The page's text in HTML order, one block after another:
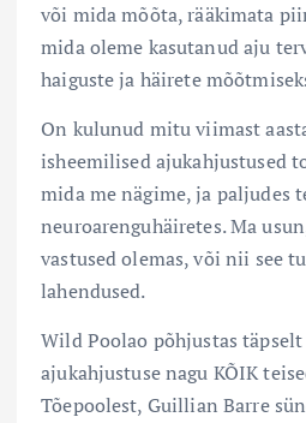
või mida mõõta, rääkimata
mida oleme kasutanud aju
haiguste ja häirete
On kulunud mitu viimast
isheemilised ajukahjustused
mida me nägime, ja paljudes
neuroarenguhäiretes. Ma
vastused olemas, või nii see
lahendused.
Wild Poolao põhjustas täpselt
ajukahjustuse nagu KÕIK
Tõepoolest, Guillian Barre